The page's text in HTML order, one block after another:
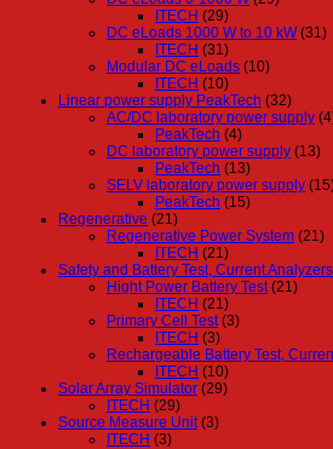
ITECH (29)
DC eLoads 1000 W to 10 kW (31)
ITECH (31)
Modular DC eLoads (10)
ITECH (10)
Linear power supply PeakTech (32)
AC/DC laboratory power supply
PeakTech (4)
DC laboratory power supply (13)
PeakTech (13)
SELV laboratory power supply
PeakTech (15)
Regenerative (21)
Regenerative Power System (21)
ITECH (21)
Safety and Battery Test, Current Analyzers
Hight Power Battery Test (21)
ITECH (21)
Primary Cell Test (3)
ITECH (3)
Rechargeable Battery Test,
ITECH (10)
Solar Array Simulator (29)
ITECH (29)
Source Measure Unit (3)
ITECH (3)